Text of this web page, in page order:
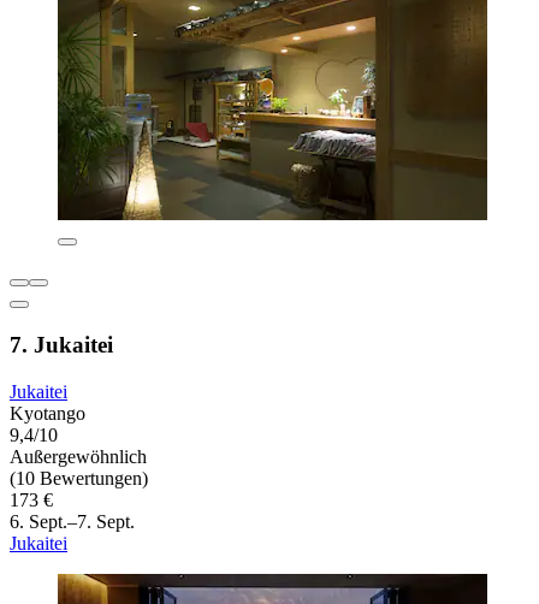
7. Jukaitei
Jukaitei
Kyotango
9,4/10
Außergewöhnlich
(10 Bewertungen)
173 €
6. Sept.–7. Sept.
Jukaitei